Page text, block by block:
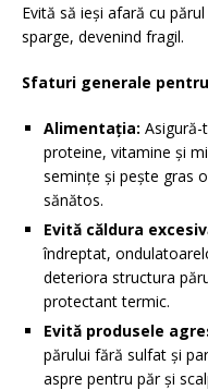
Evită să ieși afară cu
sparge, devenind fragil.
Sfaturi generale
Alimentația:
proteine, vitamine și
semințe și pește gras
sănătos.
Evită căldura
îndreptat,
deteriora structura
protectant termic.
Evită produsele
părului fără sulfat și
aspre pentru păr și